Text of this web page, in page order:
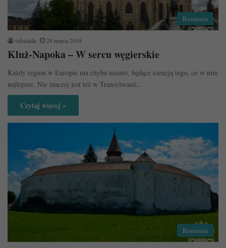
Rumunia
sekulada 28 marca 2018
Kluż-Napoka – W sercu węgierskie
Każdy region w Europie ma chyba miasto, będące esencją tego, co w nim
najlepsze. Nie inaczej jest też w Transylwanii,…
Czytaj więcej »
Rumunia